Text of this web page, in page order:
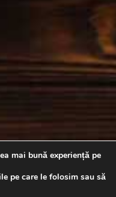
mai bună experiență pe
pe care le folosim sau să